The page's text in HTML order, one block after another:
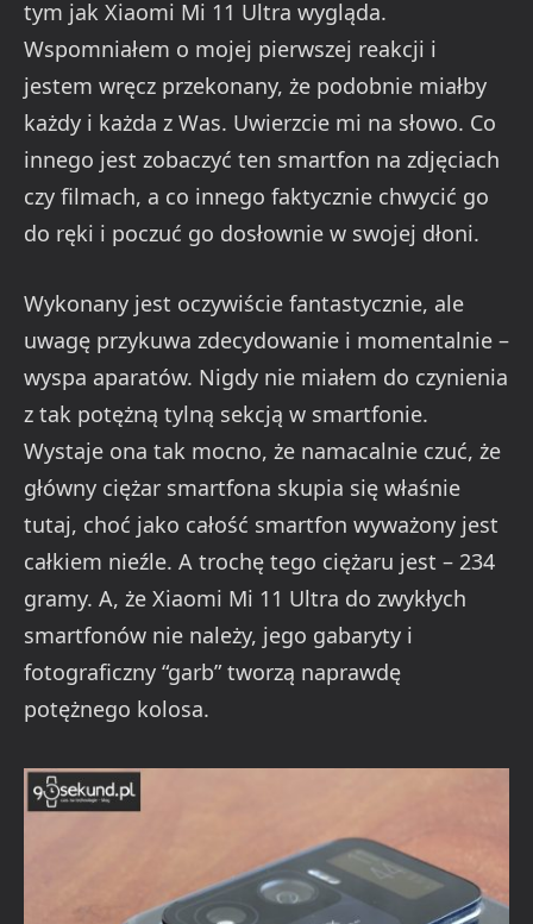
tym jak Xiaomi Mi 11 Ultra wygląda.
Wspomniałem o mojej pierwszej reakcji i
jestem wręcz przekonany, że podobnie miałby
każdy i każda z Was. Uwierzcie mi na słowo. Co
innego jest zobaczyć ten smartfon na zdjęciach
czy filmach, a co innego faktycznie chwycić go
do ręki i poczuć go dosłownie w swojej dłoni.
Wykonany jest oczywiście fantastycznie, ale
uwagę przykuwa zdecydowanie i momentalnie –
wyspa aparatów. Nigdy nie miałem do czynienia
z tak potężną tylną sekcją w smartfonie.
Wystaje ona tak mocno, że namacalnie czuć, że
główny ciężar smartfona skupia się właśnie
tutaj, choć jako całość smartfon wyważony jest
całkiem nieźle. A trochę tego ciężaru jest – 234
gramy. A, że Xiaomi Mi 11 Ultra do zwykłych
smartfonów nie należy, jego gabaryty i
fotograficzny “garb” tworzą naprawdę
potężnego kolosa.